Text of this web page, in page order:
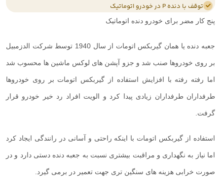
توقف با دنده P در خودرو اتوماتیک
پنج کار مضر برای خودرو دنده اتوماتیک
جعبه دنده یا همان گیربکس اتومات از سال 1940 توسط شرکت الدزمبیل
بر روی خودروها صنب شد و جزو آپشن های لوکس ماشین ها محسوب شد
اما رفته رفته با افزایش استفاده از گیربکس اتومات بر روی خودروها
طرفداران طرفداران زیادی پیدا کرد و الویت افراد رد خیر خودرو قرار
گرفت.
استفاده از گیربکس اتومات با اینکه راحتی و آسانی در رانندگی ایجاد کرد
اما نیاز به نگهداری و مراقبت بیشتری نسبت به جعبه دنده دستی دارد و در
صورت خرابی هزینه های سنگین تری جهت تعمیر در برمی گیرد.